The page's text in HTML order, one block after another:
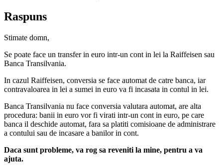
Raspuns
Stimate domn,
Se poate face un transfer in euro intr-un cont in lei la Raiffeisen sau
Banca Transilvania.
In cazul Raiffeisen, conversia se face automat de catre banca, iar
contravaloarea in lei a sumei in euro va fi incasata in contul in lei.
Banca Transilvania nu face conversia valutara automat, are alta
procedura: banii in euro vor fi virati intr-un cont in euro, pe care
banca il deschide automat, fara sa platiti comisioane de administrare
a contului sau de incasare a banilor in cont.
Daca sunt probleme, va rog sa reveniti la mine, pentru a va
ajuta.